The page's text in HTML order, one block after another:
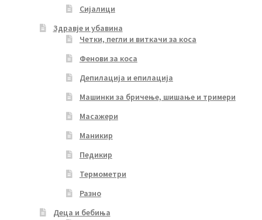
Сијалици
Здравје и убавина
Четки, пегли и виткачи за коса
Фенови за коса
Депилација и епилација
Машинки за бричење, шишање и тримери
Масажери
Маникир
Педикир
Термометри
Разно
Деца и бебиња